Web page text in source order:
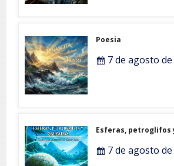
Poesia
7 de agosto de
Esferas, petroglifos
7 de agosto de